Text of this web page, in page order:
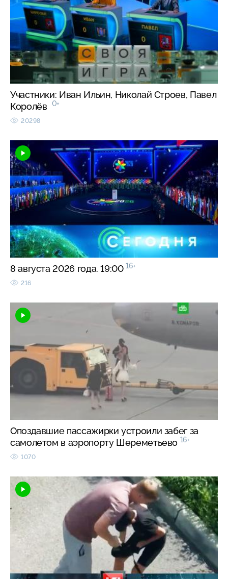
Участники: Иван Ильин, Николай Строев, Павел
Королёв
0+
20298
8 августа 2026 года. 19:00 16+
216
Опоздавшие пассажирки устроили забег за
самолетом в аэропорту Шереметьево 16+
1070